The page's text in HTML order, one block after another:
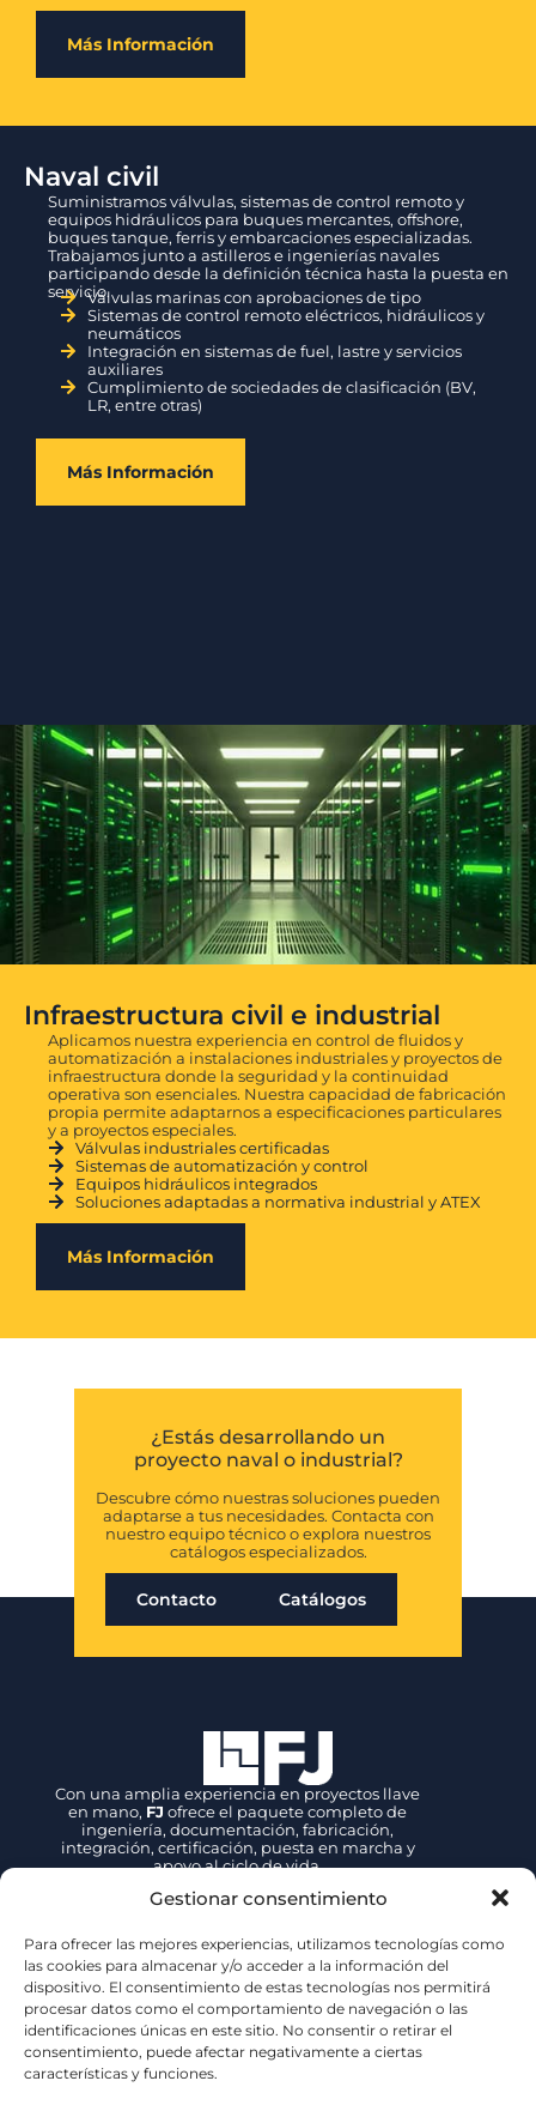
Gestionar consentimiento
Para ofrecer las mejores experiencias, utilizamos tecnologías como
las cookies para almacenar y/o acceder a la información del
dispositivo. El consentimiento de estas tecnologías nos permitirá
procesar datos como el comportamiento de navegación o las
identificaciones únicas en este sitio. No consentir o retirar el
consentimiento, puede afectar negativamente a ciertas
características y funciones.
Más Información
Naval civil
Suministramos válvulas, sistemas de control remoto y
equipos hidráulicos para buques mercantes, offshore,
buques tanque, ferris y embarcaciones especializadas.
Trabajamos junto a astilleros e ingenierías navales
participando desde la definición técnica hasta la puesta en
servicio.Válvulas marinas con aprobaciones de tipo
Sistemas de control remoto eléctricos, hidráulicos y
neumáticos
Integración en sistemas de fuel, lastre y servicios
auxiliares
Cumplimiento de sociedades de clasificación (BV,
LR, entre otras)
Más Información
Infraestructura civil e industrial
Aplicamos nuestra experiencia en control de fluidos y
automatización a instalaciones industriales y proyectos de
infraestructura donde la seguridad y la continuidad
operativa son esenciales. Nuestra capacidad de fabricación
propia permite adaptarnos a especificaciones particulares
y a proyectos especiales.
Válvulas industriales certificadas
Sistemas de automatización y control
Equipos hidráulicos integrados
Soluciones adaptadas a normativa industrial y ATEX
Más Información
¿Estás desarrollando un
proyecto naval o industrial?
Descubre cómo nuestras soluciones pueden
adaptarse a tus necesidades. Contacta con
nuestro equipo técnico o explora nuestros
catálogos especializados.
Contacto Catálogos
Con una amplia experiencia en proyectos llave
en mano, FJ ofrece el paquete completo de
ingeniería, documentación, fabricación,
integración, certificación, puesta en marcha y
apoyo al ciclo de vida.
+34 942 89 27 39
fjsales@fjove.com
FJ | Fernandez Jove
P.E. Tanos – Viérnoles,
C/ La Espina, 44, 39300, Cantabria – ESPAÑA
Certificaciones